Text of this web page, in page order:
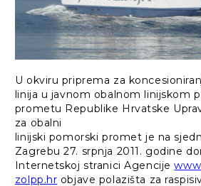
U okviru priprema za
linija u javnom obalnom linijskom
prometu Republike Hrvatske
za obalni
linijski pomorski promet je na
Zagrebu 27. srpnja 2011. godine
Internetskoj stranici Agencije
zolpp.hr objave polazišta za